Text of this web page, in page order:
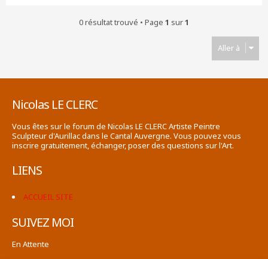
0 résultat trouvé • Page 1 sur1
Aller à
Nicolas LE CLERC
Vous êtes sur le forum de Nicolas LE CLERC Artiste Peintre
Sculpteur d'Aurillac dans le Cantal Auvergne. Vous pouvez vous
inscrire gratuitement, échanger, poser des questions sur l'Art.
LIENS
ACCUEIL SITE
SUIVEZ MOI
En Attente